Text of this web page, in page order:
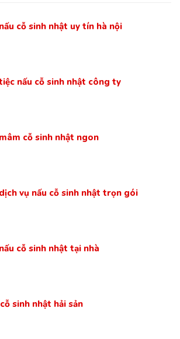
cỗ sinh nhật uy tín hà nội
nấu cỗ sinh nhật công ty
cỗ sinh nhật ngon
vụ nấu cỗ sinh nhật trọn gói
cỗ sinh nhật tại nhà
sinh nhật hải sản